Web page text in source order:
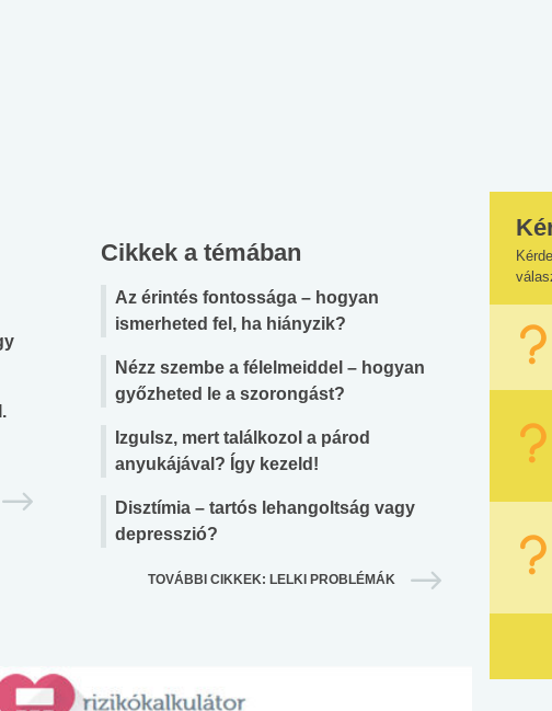
Cikkek a témában
Az érintés fontossága – hogyan
ismerheted fel, ha hiányzik?
Nézz szembe a félelmeiddel – hogyan
győzheted le a szorongást?
Izgulsz, mert találkozol a párod
anyukájával? Így kezeld!
Disztímia – tartós lehangoltság vagy
depresszió?
TOVÁBBI CIKKEK: LELKI PROBLÉMÁK